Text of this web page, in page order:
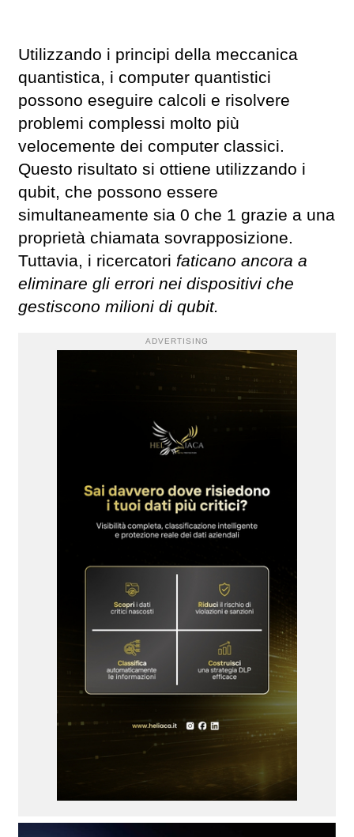
Utilizzando i principi della meccanica
quantistica, i computer quantistici
possono eseguire calcoli e risolvere
problemi complessi molto più
velocemente dei computer classici.
Questo risultato si ottiene utilizzando i
qubit, che possono essere
simultaneamente sia 0 che 1 grazie a una
proprietà chiamata sovrapposizione.
Tuttavia, i ricercatori faticano ancora a
eliminare gli errori nei dispositivi che
gestiscono milioni di qubit.
ADVERTISING